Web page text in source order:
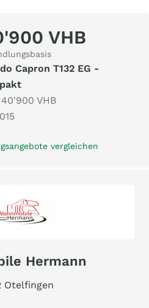
VHB
Capron T132 EG -
40'900 VHB
vergleichen
Hermann
Otelfingen